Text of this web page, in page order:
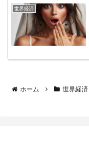
世界経済
ホーム 世界経済